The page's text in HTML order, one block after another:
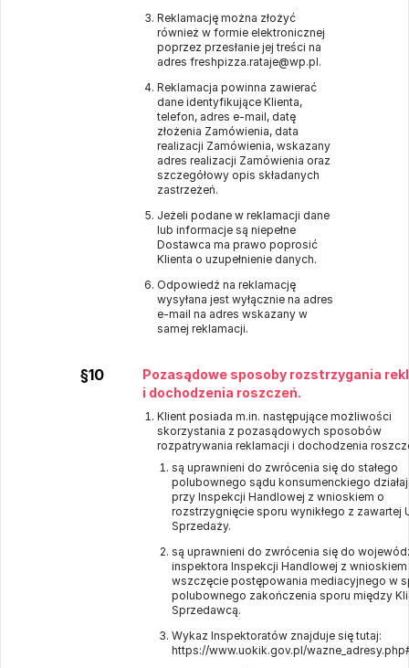
Reklamację można złożyć
również w formie elektronicznej
poprzez przesłanie jej treści na
adres freshpizza.rataje@wp.pl.
Reklamacja powinna zawierać
dane identyfikujące Klienta,
telefon, adres e-mail, datę
złożenia Zamówienia, data
realizacji Zamówienia, wskazany
adres realizacji Zamówienia oraz
szczegółowy opis składanych
zastrzeżeń.
Jeżeli podane w reklamacji dane
lub informacje są niepełne
Dostawca ma prawo poprosić
Klienta o uzupełnienie danych.
Odpowiedź na reklamację
wysyłana jest wyłącznie na adres
e-mail na adres wskazany w
samej reklamacji.
§10
Pozasądowe sposoby rozstrzygania
i dochodzenia roszczeń.
Klient posiada m.in. następujące możliwości
skorzystania z pozasądowych sposobów
rozpatrywania reklamacji i dochodzenia
są uprawnieni do zwrócenia się do stałego
polubownego sądu konsumenckiego
przy Inspekcji Handlowej z wnioskiem o
rozstrzygnięcie sporu wynikłego z zawartej
Sprzedaży.
są uprawnieni do zwrócenia się do
inspektora Inspekcji Handlowej z
wszczęcie postępowania mediacyjnego w
polubownego zakończenia sporu między
Sprzedawcą.
Wykaz Inspektoratów znajduje się tutaj:
https://www.uokik.gov.pl/